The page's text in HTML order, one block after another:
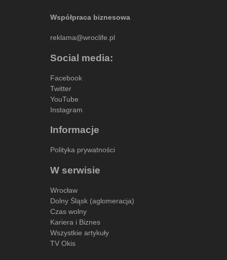
Współpraca biznesowa
reklama@wroclife.pl
Social media:
Facebook
Twitter
YouTube
Instagram
Informacje
Polityka prywatności
W serwisie
Wrocław
Dolny Śląsk (aglomeracja)
Czas wolny
Kariera i Biznes
Wszystkie artykuły
TV Okis